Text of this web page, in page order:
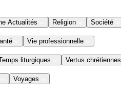
Actualités Religion Société
Vie professionnelle
liturgiques Vertus chrétiennes
Voyages